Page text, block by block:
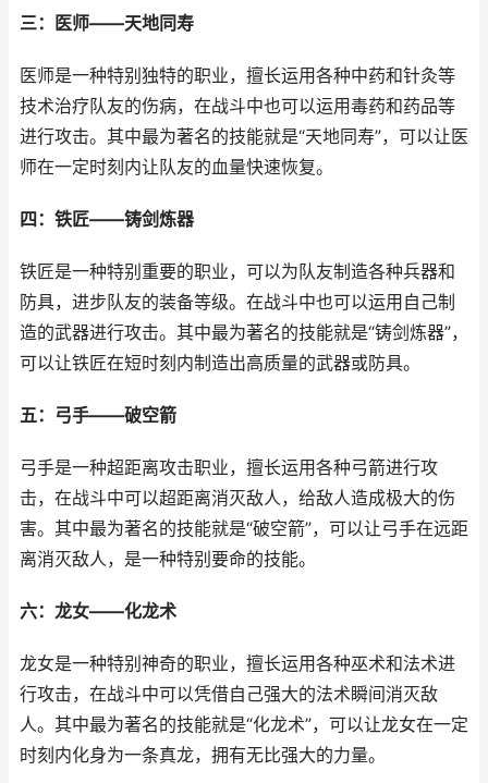
三：医师——天地同寿
医师是一种特别独特的职业，擅长运用各种中药和针灸等
技术治疗队友的伤病，在战斗中也可以运用毒药和药品等
进行攻击。其中最为著名的技能就是“天地同寿”，可以让医
师在一定时刻内让队友的血量快速恢复。
四：铁匠——铸剑炼器
铁匠是一种特别重要的职业，可以为队友制造各种兵器和
防具，进步队友的装备等级。在战斗中也可以运用自己制
造的武器进行攻击。其中最为著名的技能就是“铸剑炼器”，
可以让铁匠在短时刻内制造出高质量的武器或防具。
五：弓手——破空箭
弓手是一种超距离攻击职业，擅长运用各种弓箭进行攻
击，在战斗中可以超距离消灭敌人，给敌人造成极大的伤
害。其中最为著名的技能就是“破空箭”，可以让弓手在远距
离消灭敌人，是一种特别要命的技能。
六：龙女——化龙术
龙女是一种特别神奇的职业，擅长运用各种巫术和法术进
行攻击，在战斗中可以凭借自己强大的法术瞬间消灭敌
人。其中最为著名的技能就是“化龙术”，可以让龙女在一定
时刻内化身为一条真龙，拥有无比强大的力量。